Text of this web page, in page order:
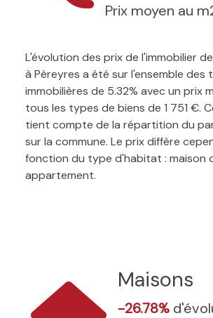
Prix moyen au
L'évolution des prix de l'immobilier
à Péreyres a été sur l'ensemble des
immobilières de 5.32% avec un prix
tous les types de biens de 1 751 €.
tient compte de la répartition du
sur la commune. Le prix diffère
fonction du type d'habitat : maison
appartement.
Maisons
-26.78%